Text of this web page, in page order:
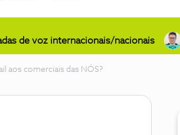
de voz internacionais/nacionais
aos comerciais das NÓS?